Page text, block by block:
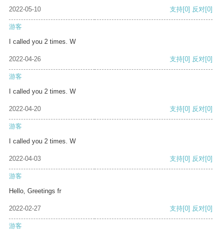
2022-05-10 支持[0] 反对[0]
游客
I called you 2 times. W
2022-04-26 支持[0] 反对[0]
游客
I called you 2 times. W
2022-04-20 支持[0] 反对[0]
游客
I called you 2 times. W
2022-04-03 支持[0] 反对[0]
游客
Hello, Greetings fr
2022-02-27 支持[0] 反对[0]
游客